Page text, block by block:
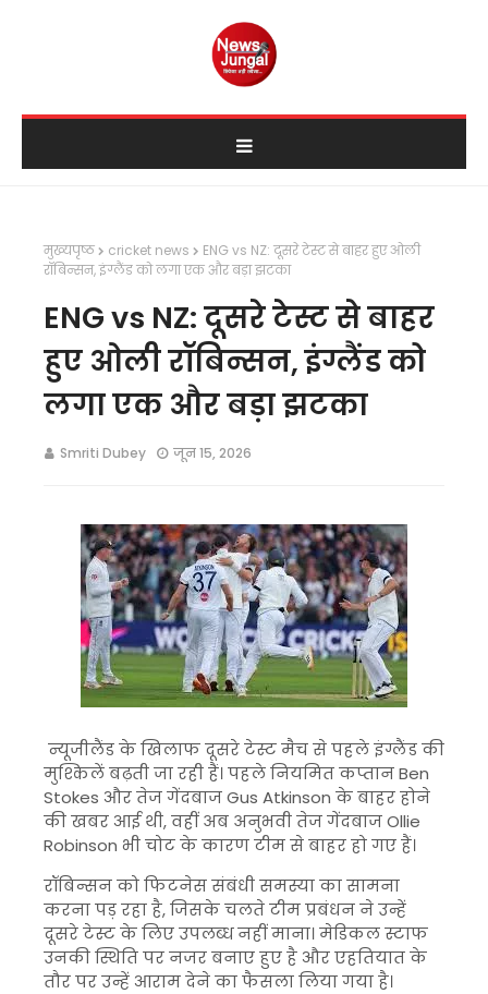
मुख्यपृष्ठ cricket news
ENG vs NZ: दूसरे टेस्ट से बाहर हुए ओली
रॉबिन्सन, इंग्लैंड को लगा एक और बड़ा झटका
ENG vs NZ: दूसरे टेस्ट से बाहर
हुए ओली रॉबिन्सन, इंग्लैंड को
लगा एक और बड़ा झटका
Smriti Dubey जून 15, 2026
न्यूजीलैंड के खिलाफ दूसरे टेस्ट मैच से पहले इंग्लैंड की
मुश्किलें बढ़ती जा रही हैं। पहले नियमित कप्तानBen
Stokes और तेज गेंदबाजGus Atkinson के बाहर होने
की खबर आई थी, वहीं अब अनुभवी तेज गेंदबाजOllie
Robinson भी चोट के कारण टीम से बाहर हो गए हैं।
रॉबिन्सन को फिटनेस संबंधी समस्या का सामना
करना पड़ रहा है, जिसके चलते टीम प्रबंधन ने उन्हें
दूसरे टेस्ट के लिए उपलब्ध नहीं माना। मेडिकल स्टाफ
उनकी स्थिति पर नजर बनाए हुए है और एहतियात के
तौर पर उन्हें आराम देने का फैसला लिया गया है।